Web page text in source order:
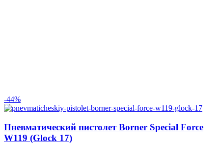
-44%
Пневматический пистолет Borner Special Force
W119 (Glock 17)